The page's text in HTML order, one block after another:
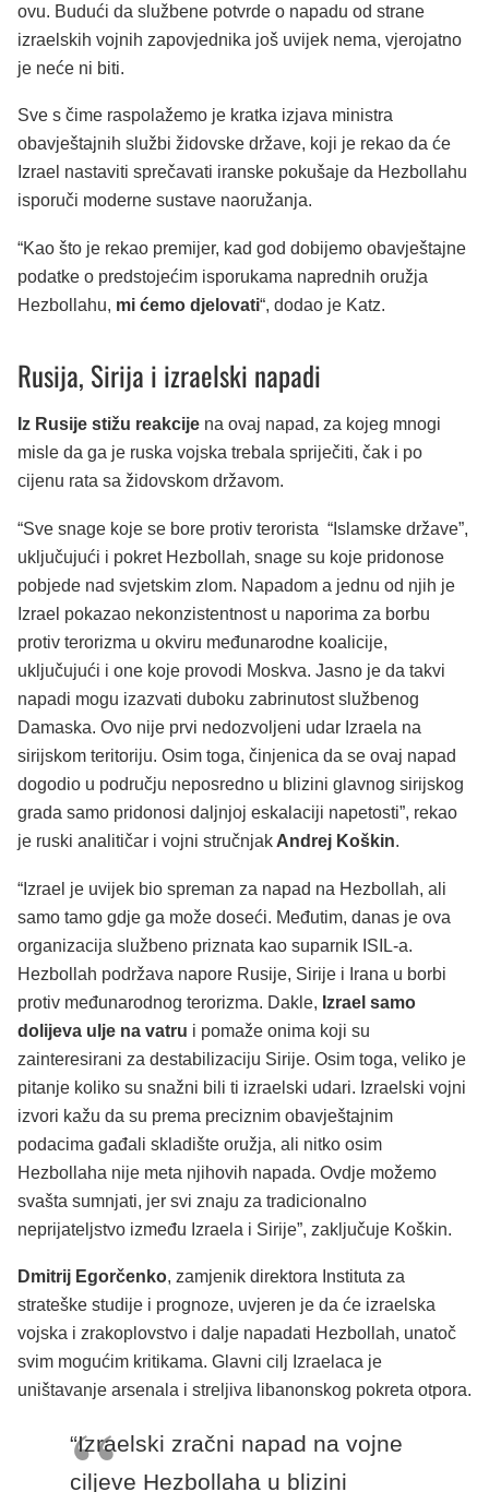
ovu. Budući da službene potvrde o napadu od strane
izraelskih vojnih zapovjednika još uvijek nema, vjerojatno
je neće ni biti.
Sve s čime raspolažemo je kratka izjava ministra
obavještajnih službi židovske države, koji je rekao da će
Izrael nastaviti sprečavati iranske pokušaje da Hezbollahu
isporuči moderne sustave naoružanja.
“Kao što je rekao premijer, kad god dobijemo obavještajne
podatke o predstojećim isporukama naprednih oružja
Hezbollahu, mi ćemo djelovati“, dodao je Katz.
Rusija, Sirija i izraelski napadi
Iz Rusije stižu reakcije na ovaj napad, za kojeg mnogi
misle da ga je ruska vojska trebala spriječiti, čak i po
cijenu rata sa židovskom državom.
“Sve snage koje se bore protiv terorista “Islamske države”,
uključujući i pokret Hezbollah, snage su koje pridonose
pobjede nad svjetskim zlom. Napadom a jednu od njih je
Izrael pokazao nekonzistentnost u naporima za borbu
protiv terorizma u okviru međunarodne koalicije,
uključujući i one koje provodi Moskva. Jasno je da takvi
napadi mogu izazvati duboku zabrinutost službenog
Damaska. Ovo nije prvi nedozvoljeni udar Izraela na
sirijskom teritoriju. Osim toga, činjenica da se ovaj napad
dogodio u području neposredno u blizini glavnog sirijskog
grada samo pridonosi daljnjoj eskalaciji napetosti”, rekao
je ruski analitičar i vojni stručnjak Andrej Koškin.
“Izrael je uvijek bio spreman za napad na Hezbollah, ali
samo tamo gdje ga može doseći. Međutim, danas je ova
organizacija službeno priznata kao suparnik ISIL-a.
Hezbollah podržava napore Rusije, Sirije i Irana u borbi
protiv međunarodnog terorizma. Dakle, Izrael samo
dolijeva ulje na vatru i pomaže onima koji su
zainteresirani za destabilizaciju Sirije. Osim toga, veliko je
pitanje koliko su snažni bili ti izraelski udari. Izraelski vojni
izvori kažu da su prema preciznim obavještajnim
podacima gađali skladište oružja, ali nitko osim
Hezbollaha nije meta njihovih napada. Ovdje možemo
svašta sumnjati, jer svi znaju za tradicionalno
neprijateljstvo između Izraela i Sirije”, zaključuje Koškin.
Dmitrij Egorčenko, zamjenik direktora Instituta za
strateške studije i prognoze, uvjeren je da će izraelska
vojska i zrakoplovstvo i dalje napadati Hezbollah, unatoč
svim mogućim kritikama. Glavni cilj Izraelaca je
uništavanje arsenala i streljiva libanonskog pokreta otpora.
“Izraelski zračni napad na vojne
ciljeve Hezbollaha u blizini